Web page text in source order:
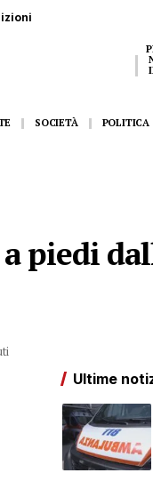
dal vivo
SOCIETÀ POLITICA
piedi
Ultime